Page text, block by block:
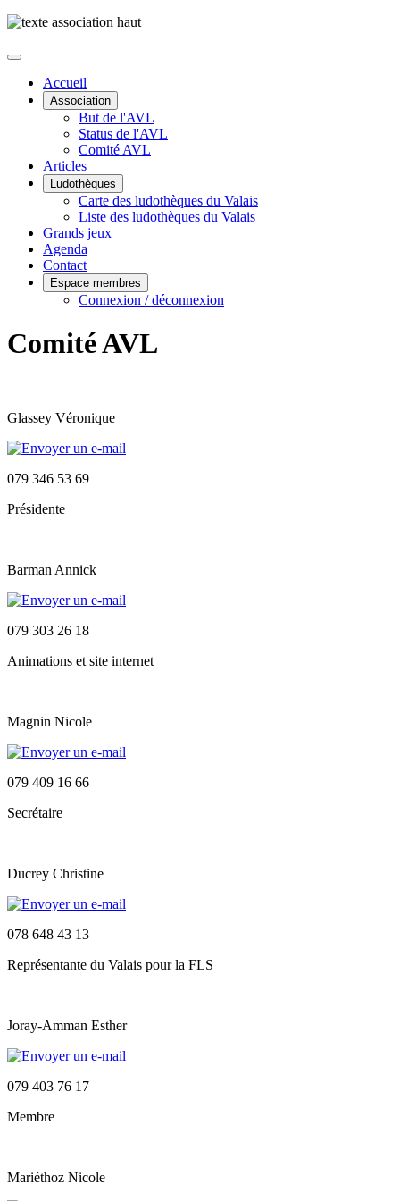
Accueil
Association
But de l'AVL
Status de l'AVL
Comité AVL
Articles
Ludothèques
Carte des ludothèques du Valais
Liste des ludothèques du Valais
Grands jeux
Agenda
Contact
Espace membres
Connexion / déconnexion
Comité AVL
Glassey Véronique
079 346 53 69
Présidente
Barman Annick
079 303 26 18
Animations et site internet
Magnin Nicole
079 409 16 66
Secrétaire
Ducrey Christine
078 648 43 13
Représentante du Valais pour la FLS
Joray-Amman Esther
079 403 76 17
Membre
Mariéthoz Nicole